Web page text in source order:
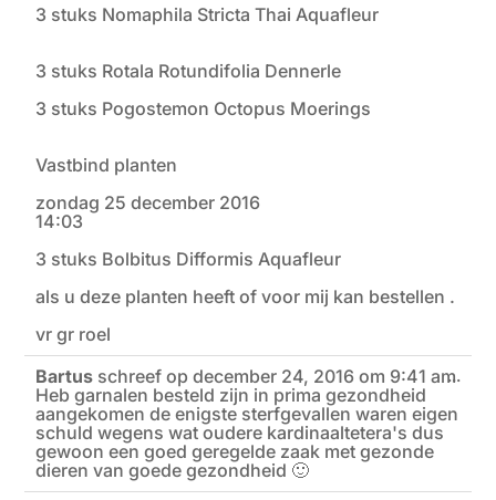
3 stuks Nomaphila Stricta Thai Aquafleur
3 stuks Rotala Rotundifolia Dennerle
3 stuks Pogostemon Octopus Moerings
Vastbind planten
zondag 25 december 2016
14:03
3 stuks Bolbitus Difformis Aquafleur
als u deze planten heeft of voor mij kan bestellen .
vr gr roel
Bartus schreef op december 24, 2016 om 9:41 am
Heb garnalen besteld zijn in prima gezondheid
aangekomen de enigste sterfgevallen waren eigen
schuld wegens wat oudere kardinaaltetera's dus
gewoon een goed geregelde zaak met gezonde
dieren van goede gezondheid 🙂
...